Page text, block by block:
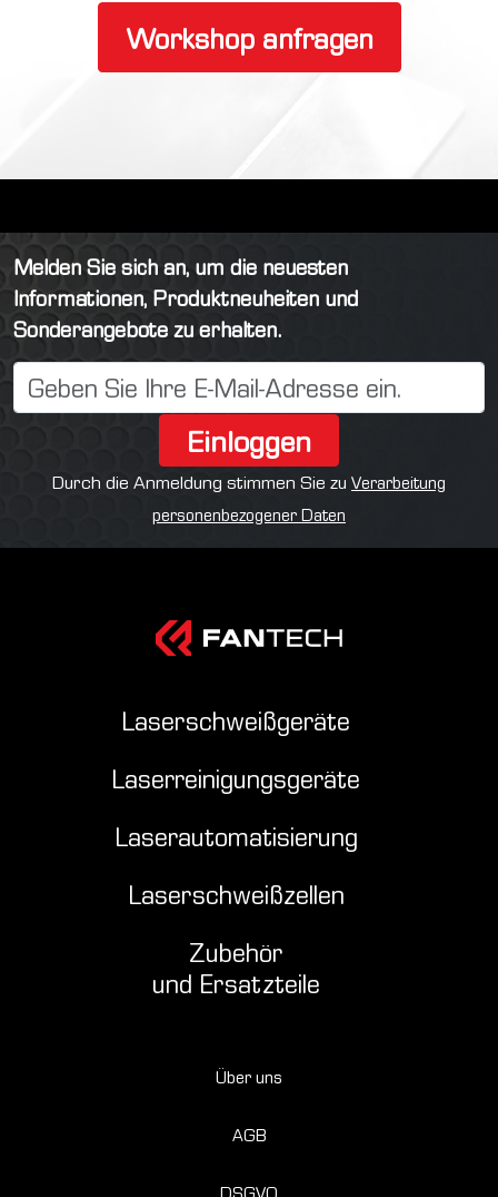
Workshop anfragen
Melden Sie sich an, um die neuesten
Informationen, Produktneuheiten und
Sonderangebote zu erhalten.
Einloggen
Durch die Anmeldung stimmen Sie zu Verarbeitung
personenbezogener Daten
Laserschweißgeräte
Laserreinigungsgeräte
Laserautomatisierung
Laserschweißzellen
Zubehör
und Ersatzteile
Über uns
AGB
DSGVO